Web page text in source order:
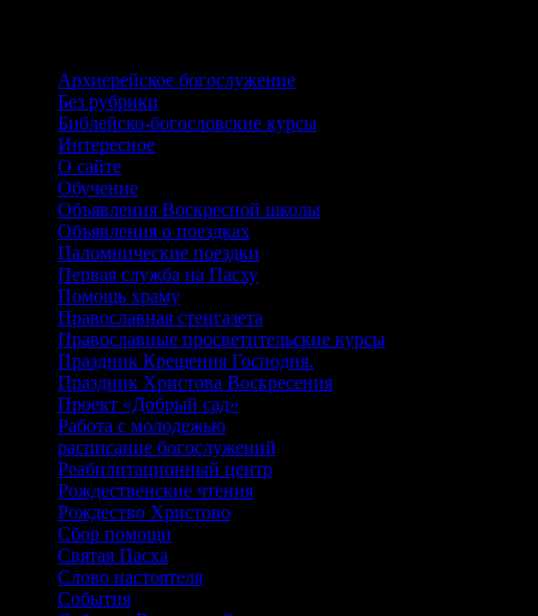
Архиерейское богослужение
Без рубрики
Библейско-богословские курсы
Интересное
О сайте
Обучение
Объявления Воскресной школы
Объявления о поездках
Паломнические поездки
Первая служба на Пасху
Помощь храму
Православная стенгазета
Православные просветительские курсы
Праздник Крещения Господня.
Праздник Христова Воскресения
Проект «Добрый сад»
Работа с молодежью
расписание богослужений
Реабилитационный центр
Рождественские чтения
Рождество Христово
Сбор помощи
Святая Пасха
Слово настоятеля
События